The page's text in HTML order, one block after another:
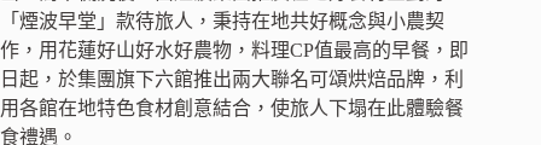
「煙波早堂」款待旅人，秉持在地共好概念與小農契
作，用花蓮好山好水好農物，料理CP值最高的早餐，即
日起，於集團旗下六館推出兩大聯名可頌烘焙品牌，利
用各館在地特色食材創意結合，使旅人下塌在此體驗餐
食禮遇。